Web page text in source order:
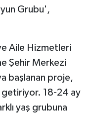
Grubu',
Aile Hizmetleri
Şehir Merkezi
başlanan proje,
getiriyor. 18-24 ay
yaş grubuna